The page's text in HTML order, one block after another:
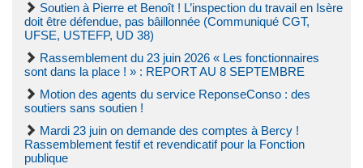
Soutien à Pierre et Benoît ! L’inspection du travail en Isère
doit être défendue, pas bâillonnée (Communiqué CGT,
UFSE, USTEFP, UD 38)
Rassemblement du 23 juin 2026 « Les fonctionnaires
sont dans la place ! » : REPORT AU 8 SEPTEMBRE
Motion des agents du service ReponseConso : des
soutiers sans soutien !
Mardi 23 juin on demande des comptes à Bercy !
Rassemblement festif et revendicatif pour la Fonction
publique